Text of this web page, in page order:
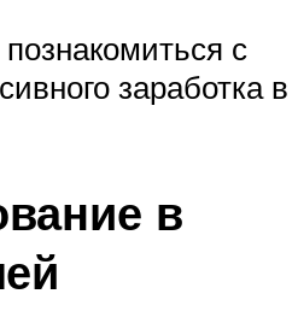
с
заработка в
в